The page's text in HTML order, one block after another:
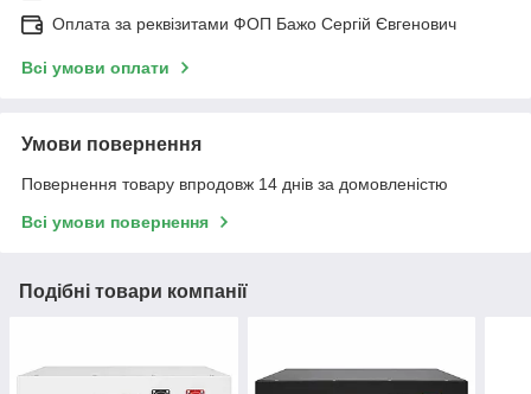
Оплата за реквізитами ФОП Бажо Сергій Євгенович
Всі умови оплати
Умови повернення
Повернення товару впродовж 14 днів за домовленістю
Всі умови повернення
Подібні товари компанії